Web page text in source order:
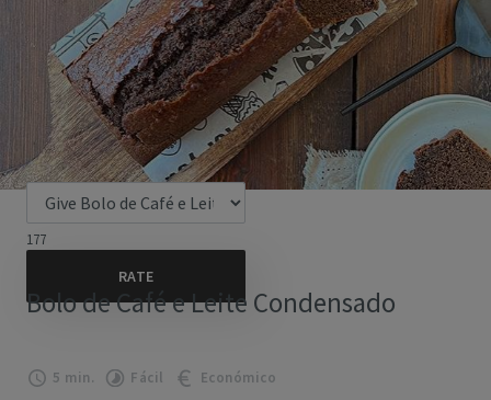
177
Bolo de Café e Leite Condensado
5 min. Fácil Económico